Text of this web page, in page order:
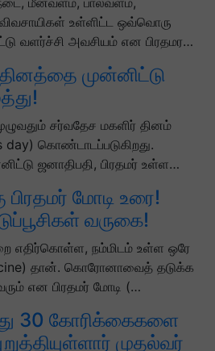
உள்ளிட்ட ஒவ்வொரு
வளர்ச்சி அவசியம் என பிரதமர…
முன்னிட்டு
சர்வதேச மகளிர் தினம்
day) கொண்டாடப்படுகிறது.
ஜனாதிபதி, பிரதமர் உள்ள…
பிரதமர் மோடி உரை!
வருகை!
எதிர்கொள்ள, நம்மிடம் உள்ள ஒரே
தான். கொரோனாவைத் தடுக்க
என பிரதமர் மோடி (…
30 கோரிக்கைகளை
முதல்வர்